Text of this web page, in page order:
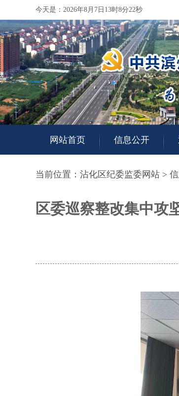
今天是：2026年8月7日13时8分22秒
网站首页 信息公开
当前位置： 沾化区纪委监委网站 >
区委巡察整改集中攻